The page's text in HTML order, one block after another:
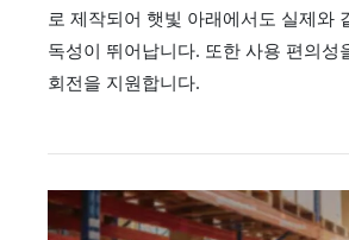
로 제작되어 햇빛 아래에서도 실제와
독성이 뛰어납니다. 또한 사용 편의성
회전을 지원합니다.